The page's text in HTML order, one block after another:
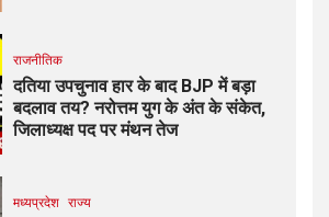
राजनीतिक
दतिया उपचुनाव हार के बाद BJP में बड़ा
बदलाव तय? नरोत्तम युग के अंत के संकेत,
जिलाध्यक्ष पद पर मंथन तेज
मध्यप्रदेश राज्य